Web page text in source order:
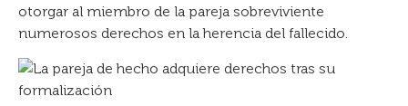
otorgar al miembro de la pareja sobreviviente
numerosos derechos en la herencia del fallecido.